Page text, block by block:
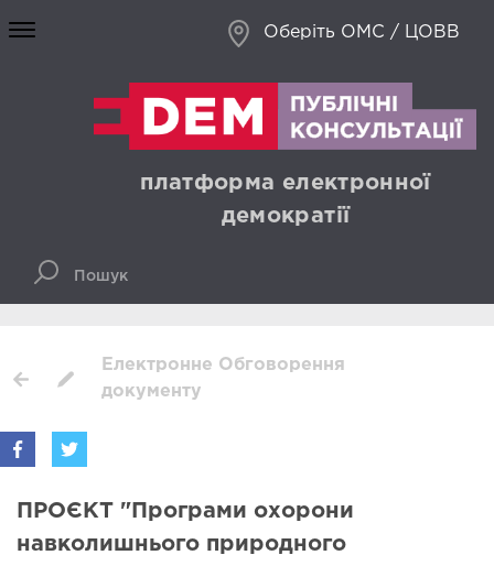
Оберіть ОМС / ЦОВВ
платформа електронної
демократії
Електронне Обговорення
документу
ПРОЄКТ "Програми охорони
навколишнього природного